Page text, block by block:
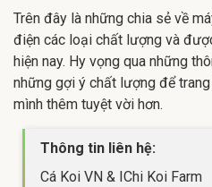
Trên đây là những chia sẻ về
điện các loại chất lượng và
hiện nay. Hy vọng qua những
những gợi ý chất lượng để
mình thêm tuyệt vời hơn.
Thông tin liên hệ:
Cá Koi VN & IChi Koi Farm